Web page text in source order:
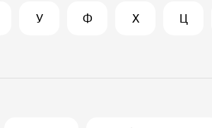
У Ф Х Ц